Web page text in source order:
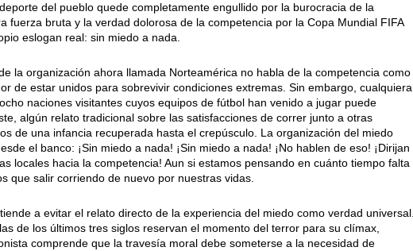
del pueblo quede completamente engullido por la burocracia de la
fuerza bruta y la verdad dolorosa de la competencia por la Copa Mundial FIFA
eslogan real: sin miedo a nada.
la organización ahora llamada Norteamérica no habla de la competencia como
de estar unidos para sobrevivir condiciones extremas. Sin embargo, cualquiera
naciones visitantes cuyos equipos de fútbol han venido a jugar puede
algún relato tradicional sobre las satisfacciones de correr junto a otras
de una infancia recuperada hasta el crepúsculo. La organización del miedo
el banco: ¡Sin miedo a nada! ¡Sin miedo a nada! ¡No hablen de eso! ¡Dirijan
locales hacia la competencia! Aun si estamos pensando en cuánto tiempo falta
que salir corriendo de nuevo por nuestras vidas.
a evitar el relato directo de la experiencia del miedo como verdad universal.
de los últimos tres siglos reservan el momento del terror para su clímax,
comprende que la travesía moral debe someterse a la necesidad de